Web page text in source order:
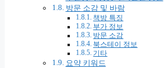
방문 소감 및 바람
책방 특징
부가 정보
방문 소감
북스테이 정보
기타
요약 키워드